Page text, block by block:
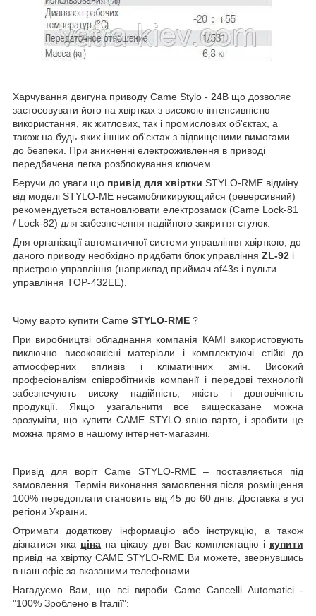
Харчування двигуна приводу Came Stylo - 24В що дозволяє
застосовувати його на хвіртках з високою інтенсивністю
використання, як житлових, так і промислових об'єктах, а
також на будь-яких інших об'єктах з підвищеними вимогами
до безпеки. При зникненні електроживлення в приводі
передбачена легка розблокування ключем.
Беручи до уваги що привід для хвіртки STYLO-RME відміну
від моделі STYLO-ME несамобликирующийся (реверсивний)
рекомендується встановлювати електрозамок (Came Lock-81
/ Lock-82) для забезпечення надійного закриття стулок.
Для організації автоматичної системи управління хвірткою, до
даного приводу необхідно придбати блок управління ZL-92 і
пристрою управління (наприклад приймач af43s і пульти
управління TOP-432EE).
Чому варто купити Came STYLO-RME ?
При виробництві обладнання компанія КАМІ використовують
виключно високоякісні матеріали і комплектуючі стійкі до
атмосферних впливів і кліматичних змін. Високий
професіоналізм співробітників компанії і передові технології
забезпечують високу надійність, якість і довговічність
продукції. Якщо узагальнити все вищесказане можна
зрозуміти, що купити CAME STYLO явно варто, і зробити це
можна прямо в нашому інтернет-магазині.
Привід для воріт Came STYLO-RME – поставляється під
замовлення. Термін виконання замовлення після розміщення
100% передоплати становить від 45 до 60 днів. Доставка в усі
регіони України.
Отримати додаткову інформацію або інструкцію, а також
дізнатися яка ціна на цікаву для Вас комплектацію і купити
привід на хвіртку CAME STYLO-RME Ви можете, звернувшись
в наш офіс за вказаними телефонами.
Нагадуємо Вам, що всі вироби Came Cancelli Automatici -
"100% Зроблено в Італії":